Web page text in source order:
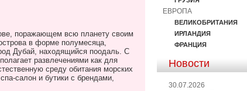
поражающем всю планету своим
в форме полумесяца,
Дубай, находящийся поодаль. С
развлечениями как для
среду обитания морских
салон и бутики с брендами,
ЕВРОПА
ВЕЛИКОБРИТАНИЯ
ИРЛАНДИЯ
ФРАНЦИЯ
Новости
30.07.2026